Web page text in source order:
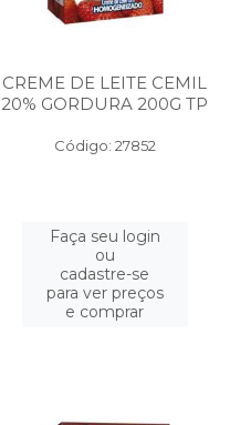
CREME DE LEITE CEMIL
20% GORDURA 200G TP
Código: 27852
Faça seu login
ou
cadastre-se
para ver preços
e comprar